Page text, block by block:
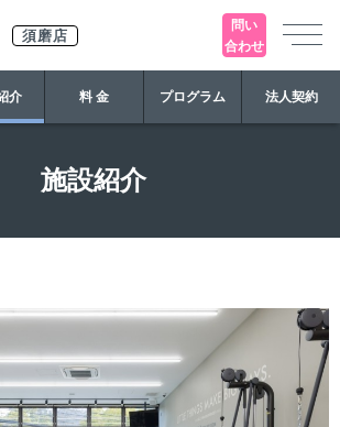
須磨店
問い
合わせ
介 料 金 プログラム 法人契約
施設紹介